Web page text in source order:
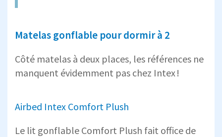
Matelas gonflable pour dormir à 2
Côté matelas à deux places, les références ne
manquent évidemment pas chez Intex !
Airbed Intex Comfort Plush
Le lit gonflable Comfort Plush fait office de